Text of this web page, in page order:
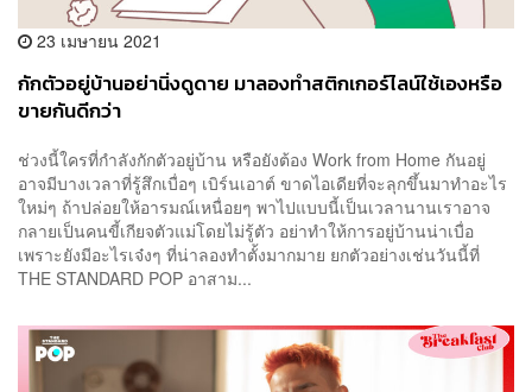
23 เมษายน 2021
กักตัวอยู่บ้านอย่านิ่งดูดาย มาลองทำสติกเกอร์ไลน์ใช้เองหรือ
ขายกันดีกว่า
ช่วงนี้ใครที่กำลังกักตัวอยู่บ้าน หรือยังต้อง Work from Home กันอยู่
อาจมีบางเวลาที่รู้สึกเบื่อๆ เบิร์นเอาต์ ขาดไอเดียที่จะลุกขึ้นมาทำอะไร
ใหม่ๆ ถ้าปล่อยให้อารมณ์เหนื่อยๆ พาไปแบบนี้เป็นเวลานานเราอาจ
กลายเป็นคนขี้เกียจตัวแม่โดยไม่รู้ตัว อย่าทำให้การอยู่บ้านน่าเบื่อ
เพราะยังมีอะไรเจ๋งๆ ที่น่าลองทำตั้งมากมาย ยกตัวอย่างเช่นวันนี้ที่
THE STANDARD POP อาสาม...